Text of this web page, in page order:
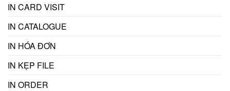
IN CARD VISIT
IN CATALOGUE
IN HÓA ĐƠN
IN KẸP FILE
IN ORDER